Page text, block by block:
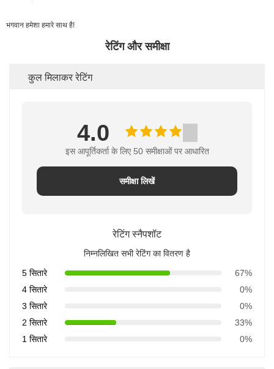
भगवान हमेशा हमारे साथ है!
रेटिंग और समीक्षा
कुल मिलाकर रेटिंग
4.0
इस आपूर्तिकर्ता के लिए 50 समीक्षाओं पर आधारित
समीक्षा लिखें
रेटिंग स्नैपशॉट
निम्नलिखित सभी रेटिंग का वितरण है
5 सितारे
67%
4 सितारे
0%
3 सितारे
0%
2 सितारे
33%
1 सितारे
0%